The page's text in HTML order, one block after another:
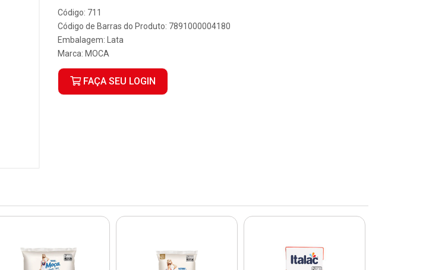
Código: 711
Código de Barras do Produto: 7891000004180
Embalagem: Lata
Marca: MOCA
FAÇA SEU LOGIN